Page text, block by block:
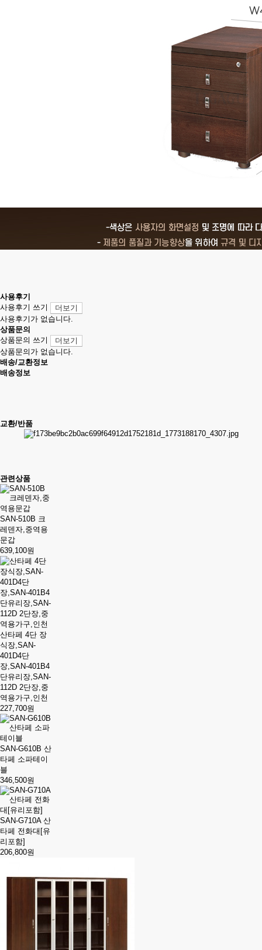
사용후기
사용후기 쓰기
더보기
사용후기가 없습니다.
상품문의
상품문의 쓰기
더보기
상품문의가 없습니다.
배송/교환정보
배송정보
교환/반품
관련상품
SAN-510B 크
레덴자,중역용
문갑
639,100원
산타페 4단 장
식장,SAN-
401D4단
장,SAN-401B4
단유리장,SAN-
112D 2단장,중
역용가구,인천
227,700원
SAN-G610B 산
타페 소파테이
블
346,500원
SAN-G710A 산
타페 전화대[유
리포함]
206,800원